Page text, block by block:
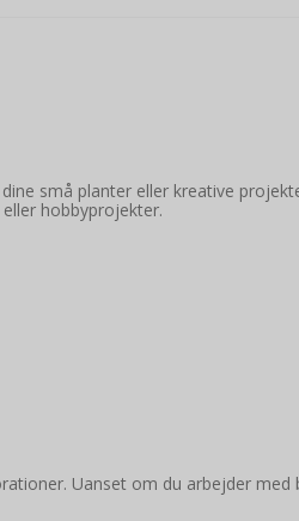
små planter eller kreative
hobbyprojekter.
Uanset om du arbejder